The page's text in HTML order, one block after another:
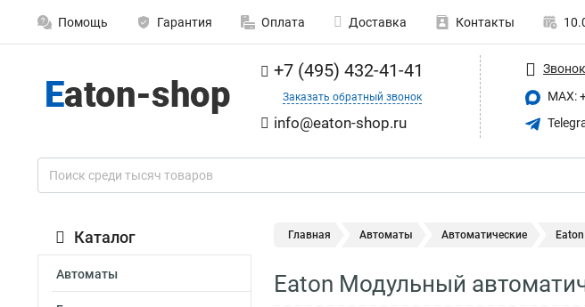
Помощь Гарантия Оплата Доставка Контакты
+7 (495) 432-41-41
Заказать обратный звонок
info@eaton-shop.ru
MAX:
Каталог
Автоматы
Главная Автоматы Автоматические
Eaton Модульный